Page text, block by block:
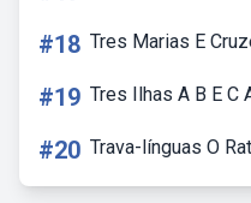
#18 Tres Marias E
#19 Tres Ilhas A B E C
#20 Trava-línguas O